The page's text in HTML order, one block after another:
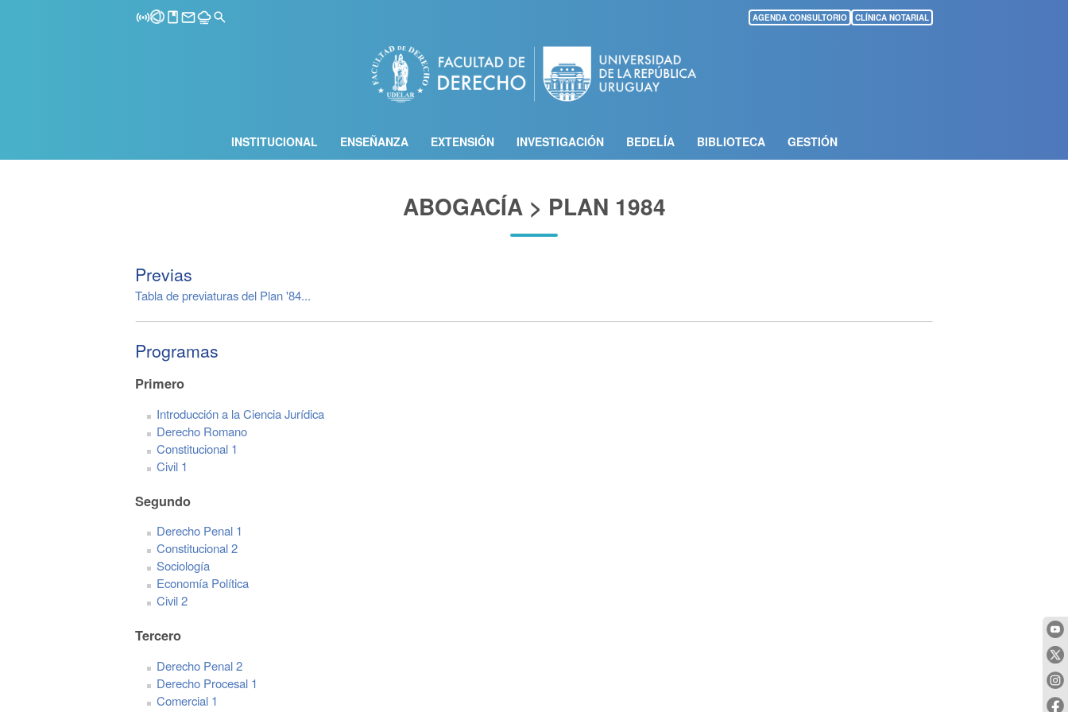
contenido
principal
AGENDA CONSULTORIO CLÍNICA NOTARIAL
INSTITUCIONAL ENSEÑANZA EXTENSIÓN INVESTIGACIÓN BEDELÍA BIBLIOTECA GESTIÓN
ABOGACÍA > PLAN 1984
Previas
Tabla de previaturas del Plan '84...
Programas
Primero
Introducción a la Ciencia Jurídica
Derecho Romano
Constitucional 1
Civil 1
Segundo
Derecho Penal 1
Constitucional 2
Sociología
Economía Política
Civil 2
Tercero
Derecho Penal 2
Derecho Procesal 1
Comercial 1